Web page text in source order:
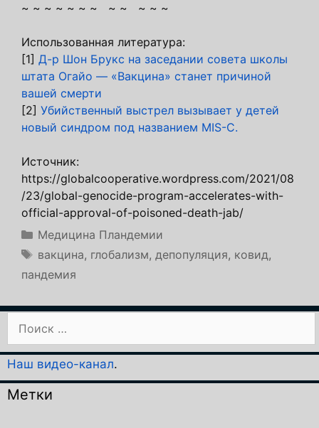
~ ~ ~ ~ ~ ~ ~ ~ ~ ~ ~ ~
Использованная литература:
[1] Д-р Шон Брукс на заседании совета школы
штата Огайо — «Вакцина» станет причиной
вашей смерти
[2] Убийственный выстрел вызывает у детей
новый синдром под названием MIS-C.
Источник:
https://globalcooperative.wordpress.com/2021/08
/23/global-genocide-program-accelerates-with-
official-approval-of-poisoned-death-jab/
Рубрики
Медицина Пландемии
Метки
вакцина, глобализм, депопуляция, ковид,
пандемия
Наш видео-канал.
Метки